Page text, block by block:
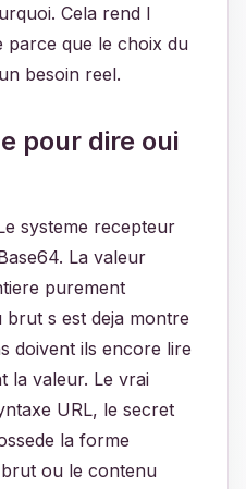
Cela rend l
parce que le choix du
besoin reel.
pour dire oui
systeme recepteur
La valeur
purement
s est deja montre
doivent ils encore lire
la valeur. Le vrai
URL, le secret
la forme
ou le contenu